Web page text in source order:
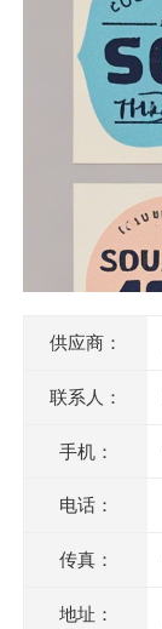
供应商：
联系人：
手机：
电话：
传真：
地址：